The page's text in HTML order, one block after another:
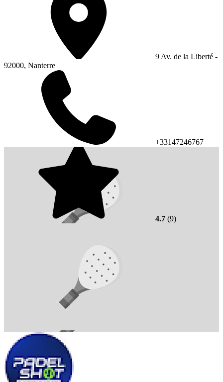
9 Av. de la Liberté -
92000, Nanterre
+33147246767
4.7 (9)